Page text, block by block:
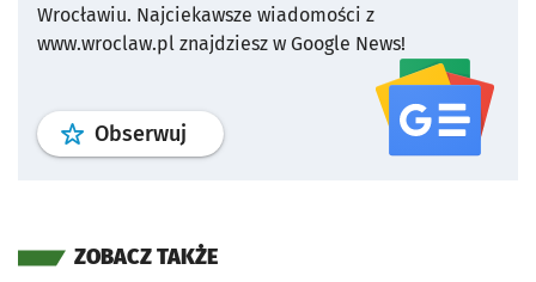
Wrocławiu. Najciekawsze wiadomości z
www.wroclaw.pl znajdziesz w Google News!
Obserwuj profil serwisu
ZOBACZ TAKŻE